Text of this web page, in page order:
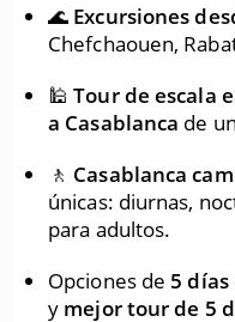
🌊 Excursiones
Chefchaouen,
🕌Tour de escala
a Casablanca de
🚶 Casablanca
únicas: diurnas,
para adultos.
Opciones de 5
y mejor tour de 5